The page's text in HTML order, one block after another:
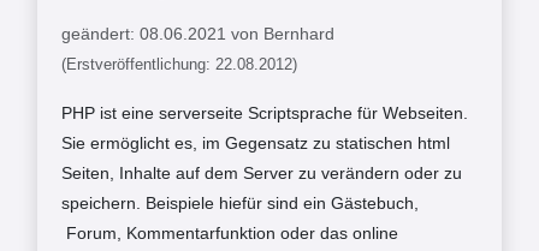
geändert: 08.06.2021 von Bernhard
(Erstveröffentlichung: 22.08.2012)
PHP ist eine serverseite Scriptsprache für Webseiten.
Sie ermöglicht es, im Gegensatz zu statischen html
Seiten, Inhalte auf dem Server zu verändern oder zu
speichern. Beispiele hiefür sind ein Gästebuch,
Forum, Kommentarfunktion oder das online